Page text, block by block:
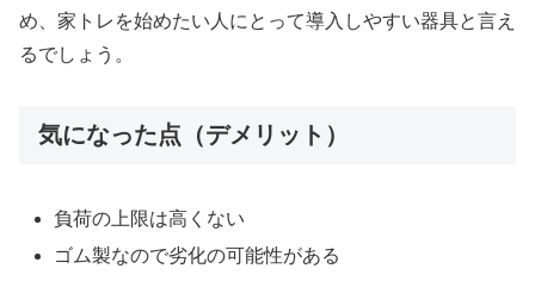
め、家トレを始めたい人にとって導入しやすい器具と言え
るでしょう。
気になった点（デメリット）
負荷の上限は高くない
ゴム製なので劣化の可能性がある